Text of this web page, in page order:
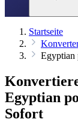
Startseite
Egyptian
Egyptian
Sofort